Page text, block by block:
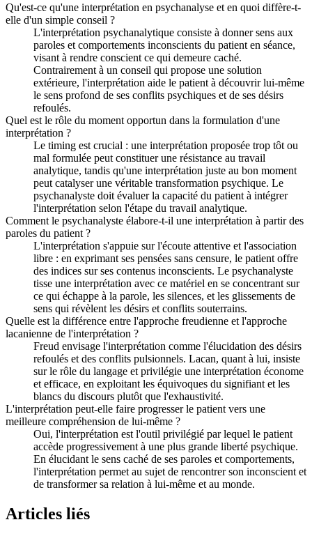
Qu'est-ce qu'une interprétation en psychanalyse et en quoi diffère-t-
elle d'un simple conseil ?
L'interprétation psychanalytique consiste à donner sens aux
paroles et comportements inconscients du patient en séance,
visant à rendre conscient ce qui demeure caché.
Contrairement à un conseil qui propose une solution
extérieure, l'interprétation aide le patient à découvrir lui-même
le sens profond de ses conflits psychiques et de ses désirs
refoulés.
Quel est le rôle du moment opportun dans la formulation d'une
interprétation ?
Le timing est crucial : une interprétation proposée trop tôt ou
mal formulée peut constituer une résistance au travail
analytique, tandis qu'une interprétation juste au bon moment
peut catalyser une véritable transformation psychique. Le
psychanalyste doit évaluer la capacité du patient à intégrer
l'interprétation selon l'étape du travail analytique.
Comment le psychanalyste élabore-t-il une interprétation à partir des
paroles du patient ?
L'interprétation s'appuie sur l'écoute attentive et l'association
libre : en exprimant ses pensées sans censure, le patient offre
des indices sur ses contenus inconscients. Le psychanalyste
tisse une interprétation avec ce matériel en se concentrant sur
ce qui échappe à la parole, les silences, et les glissements de
sens qui révèlent les désirs et conflits souterrains.
Quelle est la différence entre l'approche freudienne et l'approche
lacanienne de l'interprétation ?
Freud envisage l'interprétation comme l'élucidation des désirs
refoulés et des conflits pulsionnels. Lacan, quant à lui, insiste
sur le rôle du langage et privilégie une interprétation économe
et efficace, en exploitant les équivoques du signifiant et les
blancs du discours plutôt que l'exhaustivité.
L'interprétation peut-elle faire progresser le patient vers une
meilleure compréhension de lui-même ?
Oui, l'interprétation est l'outil privilégié par lequel le patient
accède progressivement à une plus grande liberté psychique.
En élucidant le sens caché de ses paroles et comportements,
l'interprétation permet au sujet de rencontrer son inconscient et
de transformer sa relation à lui-même et au monde.
Articles liés